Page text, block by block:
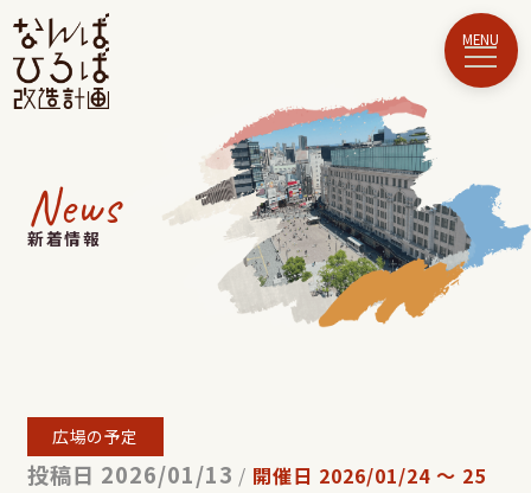
News
新着情報
広場の予定
投稿日 2026/01/13 / 開催日 2026/01/24〜 25